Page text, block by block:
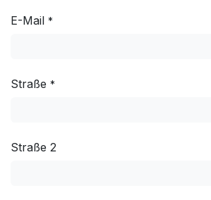
E-Mail *
Straße *
Straße 2